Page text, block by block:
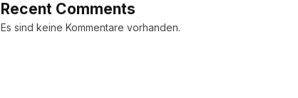
Recent Comments
Es sind keine Kommentare vorhanden.